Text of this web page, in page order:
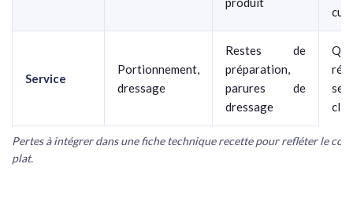
Pertes à intégrer dans une fiche technique recette pour refléter le
plat.
Service
Portionnement,
dressage
Restes de
préparation,
parures de
dressage